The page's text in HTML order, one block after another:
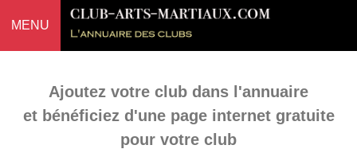
MENU
Ajoutez votre club dans l'annuaire
et bénéficiez d'une page internet gratuite
pour votre club